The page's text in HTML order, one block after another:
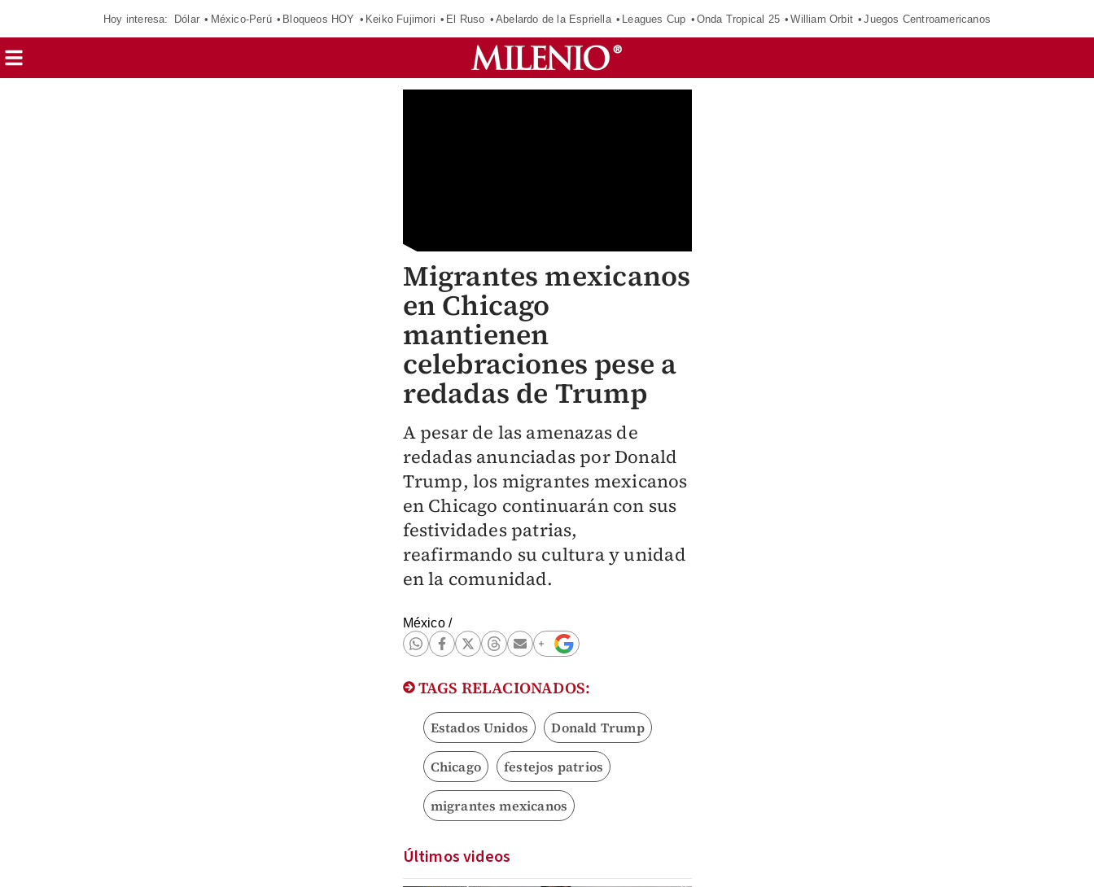
Hoy interesa: Dólar México-Perú Bloqueos HOY Keiko Fujimori El Ruso Abelardo de la Espriella Leagues Cup Onda Tropical 25 William Orbit Juegos Centroamericanos
Migrantes mexicanos
en Chicago
mantienen
celebraciones pese a
redadas de Trump
A pesar de las amenazas de
redadas anunciadas por Donald
Trump, los migrantes mexicanos
en Chicago continuarán con sus
festividades patrias,
reafirmando su cultura y unidad
en la comunidad.
México/
TAGS RELACIONADOS:
Estados Unidos Donald Trump
Chicago festejos patrios
migrantes mexicanos
Últimos videos